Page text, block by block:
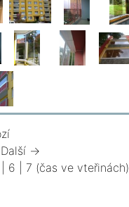
Další →
6 7 (čas ve vteřinách)